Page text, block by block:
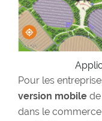
Pour les
version mobile
dans le